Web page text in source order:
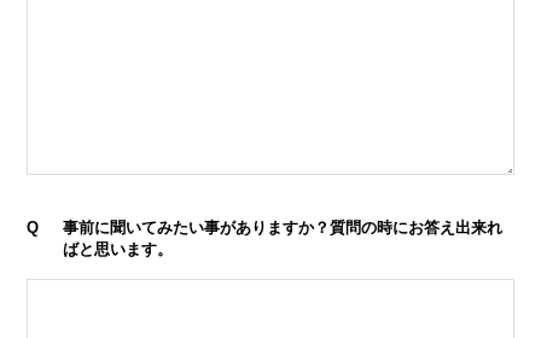
Q
事前に聞いてみたい事がありますか？質問の時にお答え出来れ
ばと思います。